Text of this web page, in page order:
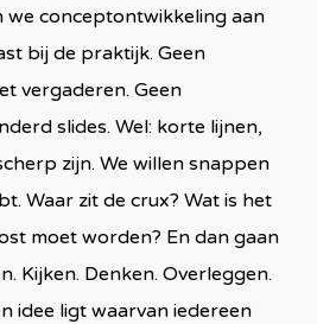
we conceptontwikkeling aan
bij de praktijk. Geen
vergaderen. Geen
slides. Wel: korte lijnen,
zijn. We willen snappen
Waar zit de crux? Wat is het
moet worden? En dan gaan
Kijken. Denken. Overleggen.
idee ligt waarvan iedereen